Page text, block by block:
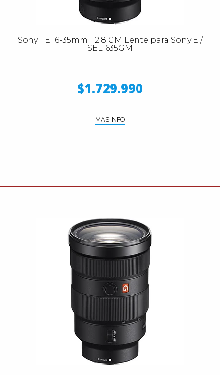
Sony FE 16-35mm F2.8 GM Lente para Sony E /
SEL1635GM
$1.729.990
MÁS INFO